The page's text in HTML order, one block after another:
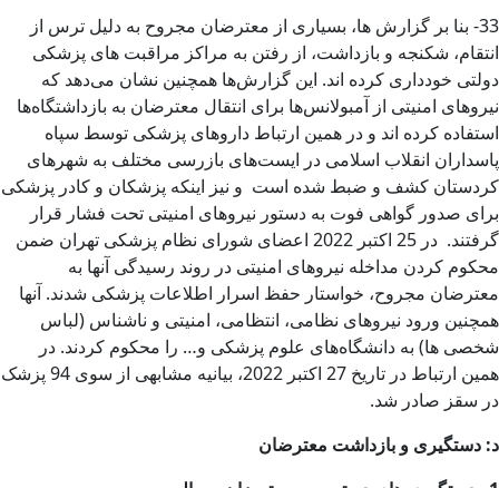
33- بنا بر گزارش ها، بسیاری از معترضان مجروح به دلیل ترس از
انتقام، شکنجه و بازداشت، از رفتن به مراکز مراقبت های پزشکی
دولتی خودداری کرده اند. این گزارش‌ها همچنین نشان می‌دهد که
نیروهای امنیتی از آمبولانس‌ها برای انتقال معترضان به بازداشتگاه‌ها
استفاده کرده اند و در همین ارتباط داروهای پزشکی توسط سپاه
پاسداران انقلاب اسلامی در ایست‌های بازرسی مختلف به شهرهای
کردستان کشف و ضبط شده است و نیز اینکه پزشکان و کادر پزشکی
برای صدور گواهی فوت به دستور نیروهای امنیتی تحت فشار قرار
گرفتند. در 25 اکتبر 2022 اعضای شورای نظام پزشکی تهران ضمن
محکوم کردن مداخله نیروهای امنیتی در روند رسیدگی آنها به
معترضان مجروح، خواستار حفظ اسرار اطلاعات پزشکی شدند. آنها
همچنین ورود نیروهای نظامی، انتظامی، امنیتی و ناشناس (لباس
شخصی ها) به دانشگاه‌های علوم پزشکی و… را محکوم کردند. در
همین ارتباط در تاریخ 27 اکتبر 2022، بیانیه مشابهی از سوی 94 پزشک
در سقز صادر شد.
د: دستگیری و بازداشت معترضان